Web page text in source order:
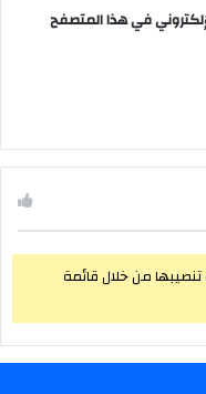
في هذا المتصفح
من خلال قائمة